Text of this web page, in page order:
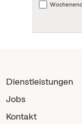
Dienstleistungen
Jobs
Kontakt